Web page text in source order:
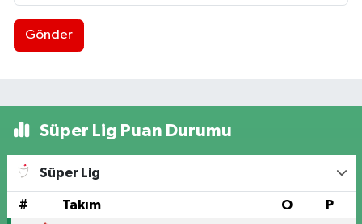
Gönder
Süper Lig Puan Durumu
Süper Lig
# Takım O P